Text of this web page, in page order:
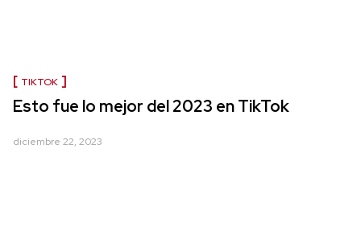
TIKTOK
Esto fue lo mejor del 2023 en TikTok
diciembre 22, 2023